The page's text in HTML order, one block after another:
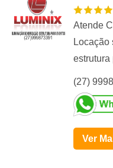
Atende
estrutura
(27)
Ver